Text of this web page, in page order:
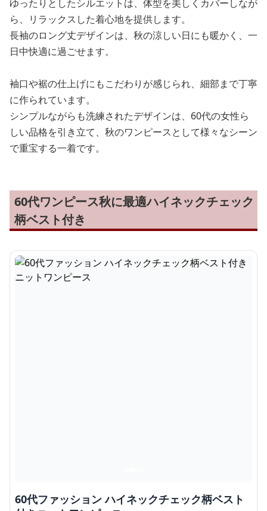
ゆったりとしたシルエットは、体型を美しくカバーしなが
ら、リラックスした着心地を提供します。
長袖のロング丈デザインは、秋の涼しい日にも暖かく、一
日中快適に過ごせます。
袖口や裾の仕上げにもこだわりが感じられ、細部まで丁寧
に作られています。
シンプルながらも洗練されたデザインは、60代の女性ら
しい品格を引き立て、秋のワンピースとして様々なシーン
で重宝する一着です。
60代ワンピース秋に最適ハイネックチェック
柄ベスト付き
60代ファッション ハイネックチェック柄ベスト